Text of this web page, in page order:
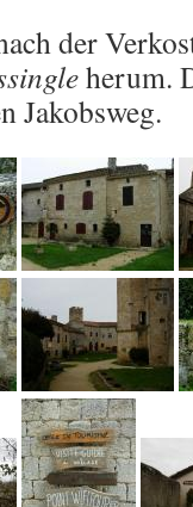
der
herum.
Jakobsweg.